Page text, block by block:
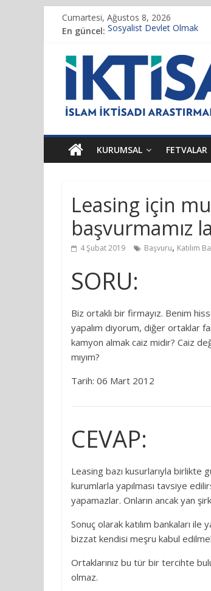
Cumartesi, Ağustos 8, 2026
En güncel: Sosyalist Devlet Olmak
Kur’an’da İktisadi Hayat
Finansı Yönetmek…
Tulumbanın Suyu
KURUMSAL FETVALAR
Leasing için
başvurmamız
4 Şubat 2019 Başvuru, Katılım
SORU:
Biz ortaklı bir firmayız. Benim
yapalım diyorum, diğer ortaklar
kamyon almak caiz midir? Caiz
mıyım?
Tarih: 06 Mart 2012
CEVAP:
Leasing bazı kusurlarıyla birlikte
kurumlarla yapılması tavsiye
yapamazlar. Onların ancak yan
Sonuç olarak katılım bankaları
bizzat kendisi meşru kabul
Ortaklarınız bu tür bir tercihte
olmaz.